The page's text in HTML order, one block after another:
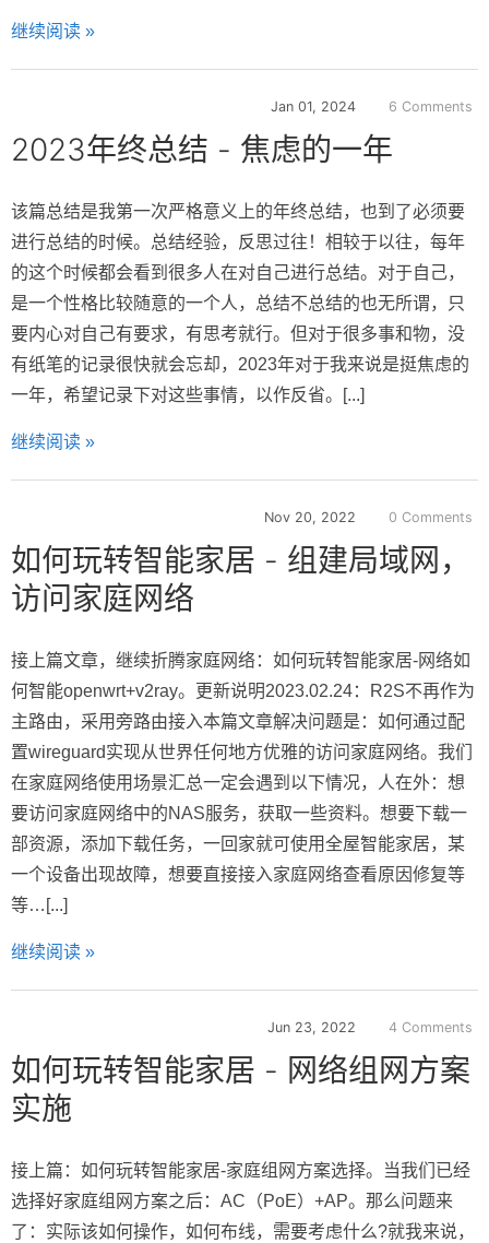
继续阅读 »
Jan 01, 2024 6 Comments
2023年终总结 - 焦虑的一年
该篇总结是我第一次严格意义上的年终总结，也到了必须要
进行总结的时候。总结经验，反思过往！相较于以往，每年
的这个时候都会看到很多人在对自己进行总结。对于自己，
是一个性格比较随意的一个人，总结不总结的也无所谓，只
要内心对自己有要求，有思考就行。但对于很多事和物，没
有纸笔的记录很快就会忘却，2023年对于我来说是挺焦虑的
一年，希望记录下对这些事情，以作反省。[...]
继续阅读 »
Nov 20, 2022 0 Comments
如何玩转智能家居 - 组建局域网，
访问家庭网络
接上篇文章，继续折腾家庭网络：如何玩转智能家居-网络如
何智能openwrt+v2ray。更新说明2023.02.24：R2S不再作为
主路由，采用旁路由接入本篇文章解决问题是：如何通过配
置wireguard实现从世界任何地方优雅的访问家庭网络。我们
在家庭网络使用场景汇总一定会遇到以下情况，人在外：想
要访问家庭网络中的NAS服务，获取一些资料。想要下载一
部资源，添加下载任务，一回家就可使用全屋智能家居，某
一个设备出现故障，想要直接接入家庭网络查看原因修复等
等…[...]
继续阅读 »
Jun 23, 2022 4 Comments
如何玩转智能家居 - 网络组网方案
实施
接上篇：如何玩转智能家居-家庭组网方案选择。当我们已经
选择好家庭组网方案之后：AC（PoE）+AP。那么问题来
了：实际该如何操作，如何布线，需要考虑什么?就我来说，